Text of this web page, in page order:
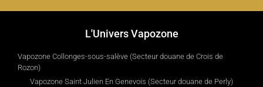
L'Univers Vapozone
Vapozone Collonges-sous-salève (Secteur douane de Crois de
Rozon)
Vapozone Saint Julien En Genevois (Secteur douane de Perly)